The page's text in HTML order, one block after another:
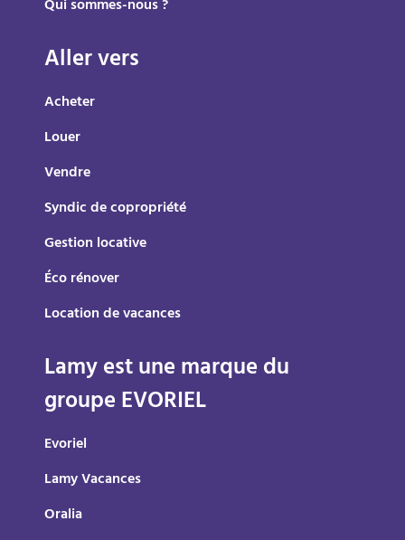
Qui sommes-nous ?
Aller vers
Acheter
Louer
Vendre
Syndic de copropriété
Gestion locative
Éco rénover
Location de vacances
Lamy est une marque du
groupe EVORIEL
Evoriel
Lamy Vacances
Oralia